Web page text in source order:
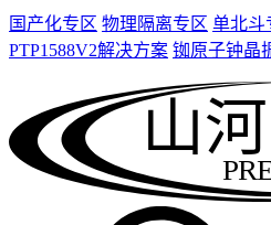
国产化专区 物理隔离专区 单北斗
PTP1588V2解决方案 铷原子钟晶
山